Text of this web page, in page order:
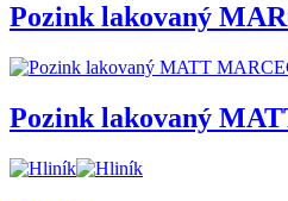
Pozink lakovaný
Pozink lakovaný